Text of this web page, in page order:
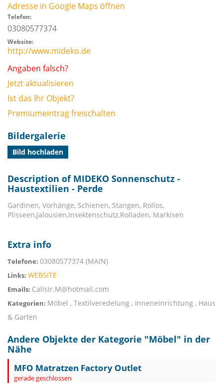
Adresse in Google Maps öffnen
Telefon:
03080577374
Website:
http://www.mideko.de
Angaben falsch?
Jetzt aktualisieren
Ist das Ihr Objekt?
Premiumeintrag freischalten
Bildergalerie
Bild hochladen
Description of MIDEKO Sonnenschutz -
Haustextilien - Perde
Gardinen, Vorhänge, Schienen, Stangen, Rollos,
Plisseen,Jalousien,Insektenschutz,Rolladen, Markisen
Extra info
Telefone: 03080577374 (MAIN)
Links: WEBSITE
Emails: Calisir.M@hotmail.com
Kategorien: Möbel , Textilveredelung , Inneneinrichtung , Haus
& Garten
Andere Objekte der Kategorie "Möbel" in der
Nähe
MFO Matratzen Factory Outlet
gerade geschlossen